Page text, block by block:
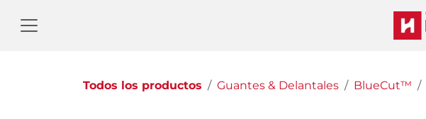
Todos los productos Guantes & Delantales BlueCut™